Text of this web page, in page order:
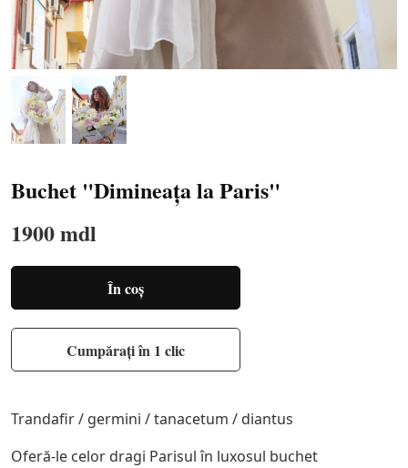
Buchet "Dimineața la Paris"
1900 mdl
În coș
Cumpărați în 1 clic
Trandafir / germini / tanacetum / diantus
Oferă-le celor dragi Parisul în luxosul buchet